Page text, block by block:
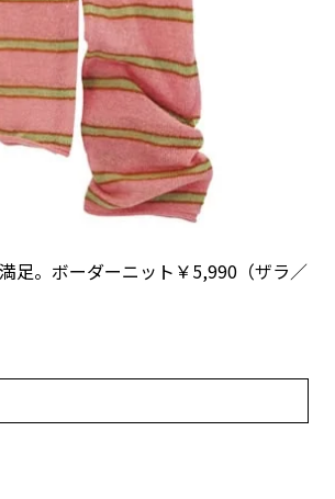
足。ボーダーニット￥5,990（ザラ／